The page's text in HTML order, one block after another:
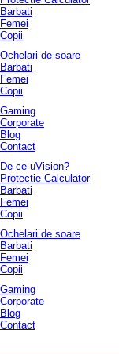
Barbati
Femei
Copii
Ochelari de soare
Barbati
Femei
Copii
Gaming
Corporate
Blog
Contact
De ce uVision?
Protectie Calculator
Barbati
Femei
Copii
Ochelari de soare
Barbati
Femei
Copii
Gaming
Corporate
Blog
Contact